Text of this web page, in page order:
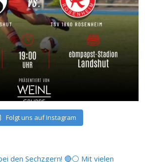
Folgt uns auf Instagram